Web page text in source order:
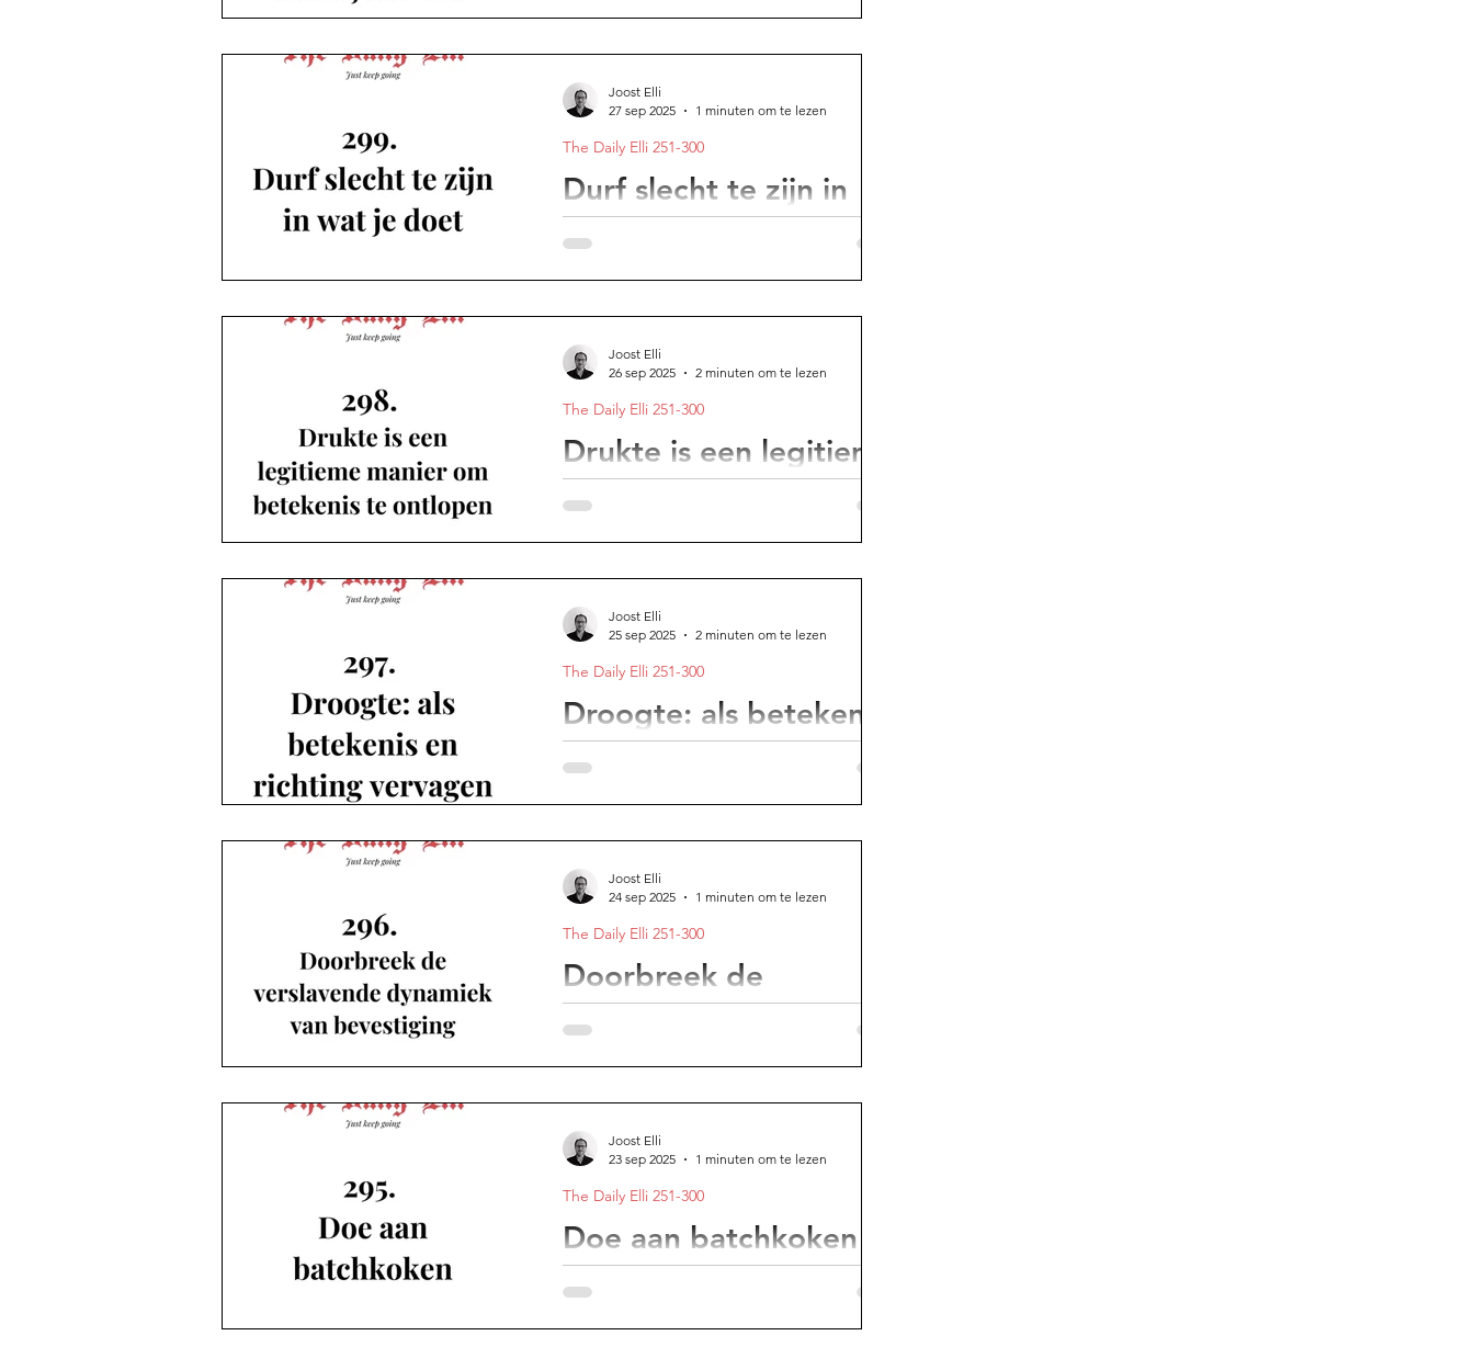
The Daily Elli 1-50
The Daily Elli 51-101
The Daily Elli 153-203
The Daily Elli 204-254
The Daily Elli 251-300
The Daily Elli 301-350
De blogs | Deel 1 Coronaproof
De blogs | Deel 2 Strekenwijven ...
De blogs | Deel 3 Ropes en meer
De blogs | Deel 4 Dikke knuffels!
De blogs | Deel 5 Opgestaan is plaa
De blogs | Deel 6 The Life Artois
De blogs | Deel 6 Eddy
Het vermogen te onderscheiden wat je
hoe je vooruitkomt.
Durf slecht te zijn in
wat je doet
The Daily Elli 251-300
Joost Elli
27 sep 2025
1 minuten om te lezen
Drukte is een legitieme
manier om betekenis te
Vrijheid vraagt oefening: geen tijd hebben
keuzes hoeven maken voelt veiliger dan
The Daily Elli 251-300
Joost Elli
26 sep 2025
2 minuten om te lezen
Droogte: als betekenis
en richting vervagen
The Daily Elli 251-300
Joost Elli
25 sep 2025
2 minuten om te lezen
Doorbreek de
verslavende dynamiek
Wie enkel vasthoudt aan oude
The Daily Elli 251-300
Joost Elli
24 sep 2025
1 minuten om te lezen
Doe aan batchkoken
Door je denkwijze over eten te veranderen
dagelijks moeilijke keuzes.
The Daily Elli 251-300
Joost Elli
23 sep 2025
1 minuten om te lezen